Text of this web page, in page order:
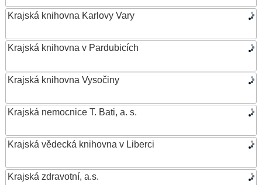
Krajská knihovna Karlovy Vary
Krajská knihovna v Pardubicích
Krajská knihovna Vysočiny
Krajská nemocnice T. Bati, a. s.
Krajská vědecká knihovna v Liberci
Krajská zdravotní, a.s.